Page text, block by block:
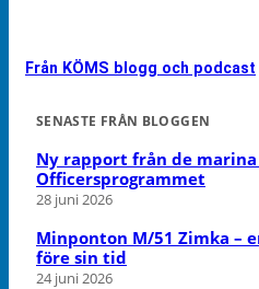
Från KÖMS blogg och podcast
SENASTE FRÅN BLOGGEN
Ny rapport från de
Officersprogrammet
28 juni 2026
Minponton M/51 Zimka –
före sin tid
24 juni 2026